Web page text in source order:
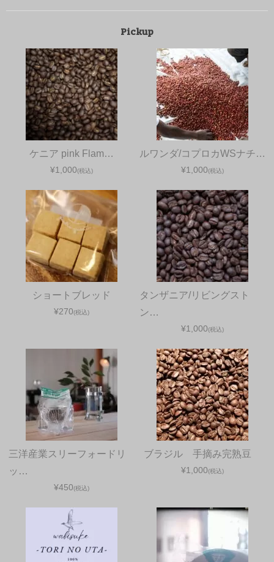
Pickup
ケニア pink Flam…
¥1,000(税込)
ルワンダ/コプロカWSナチ…
¥1,000(税込)
ショートブレッド
¥270(税込)
タンザニア/リビングスト
ン…
¥1,000(税込)
三洋産業スリーフォードリ
ッ…
¥450(税込)
ブラジル 手摘み完熟豆
¥1,000(税込)